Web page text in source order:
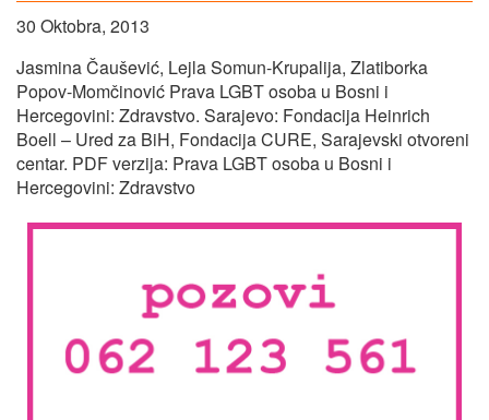
30 Oktobra, 2013
Jasmina Čaušević, Lejla Somun-Krupalija, Zlatiborka
Popov-Momčinović Prava LGBT osoba u Bosni i
Hercegovini: Zdravstvo. Sarajevo: Fondacija Heinrich
Boell – Ured za BiH, Fondacija CURE, Sarajevski otvoreni
centar. PDF verzija: Prava LGBT osoba u Bosni i
Hercegovini: Zdravstvo